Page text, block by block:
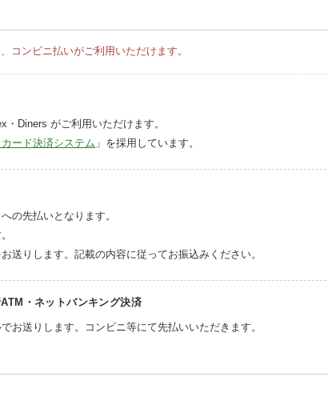
コンビニ払いがご利用いただけます。
Diners がご利用いただけます。
ード決済システム 」を採用しています。
の先払いとなります。
送りします。記載の内容に従ってお振込みください。
・ネットバンキング決済
お送りします。コンビニ等にて先払いいただきます。